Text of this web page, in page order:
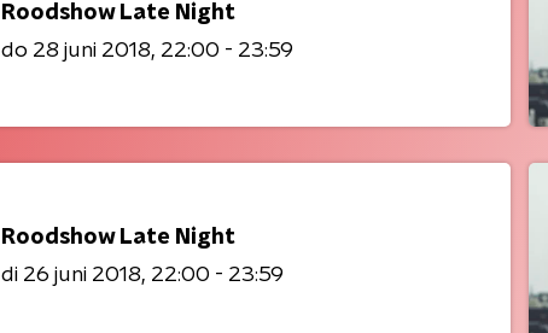
Roodshow Late Night
do 28 juni 2018 22:00 - 23:59
Roodshow Late Night
di 26 juni 2018 22:00 - 23:59